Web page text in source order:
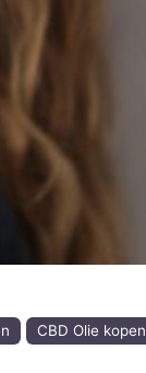
CBD Olie kopen